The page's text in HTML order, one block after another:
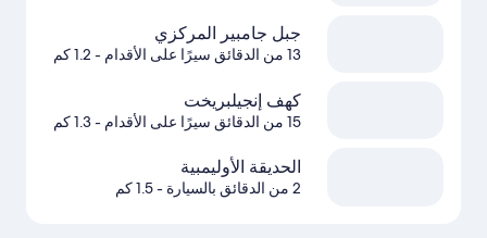
جبل جامبير المركزي
13 من الدقائق سيرًا على الأقدام - 1.2 كم
كهف إنجيلبريخت
15 من الدقائق سيرًا على الأقدام - 1.3 كم
الحديقة الأوليمبية
2 من الدقائق بالسيارة - 1.5 كم